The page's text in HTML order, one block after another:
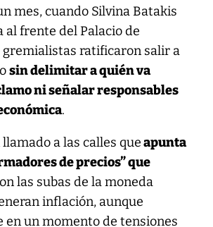
mes, cuando Silvina Batakis
al frente del Palacio de
gremialistas ratificaron salir a
sin delimitar a quién va
ni señalar responsables
.
a las calles queapunta
de precios” que
las subas de la moneda
inflación, aunque
en un momento de tensiones